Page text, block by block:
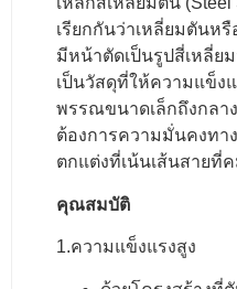
เรียกกันว่าเหลี่ยมตันหรื
มีหน้าตัดเป็นรูปสี่เหลี่ย
เป็นวัสดุที่ให้ความแข็ง
พรรณขนาดเล็กถึงกลา
ต้องการความมั่นคงทา
ตกแต่งที่เน้นเส้นสายที่
คุณสมบัติ
1.ความแข็งแรงสูง